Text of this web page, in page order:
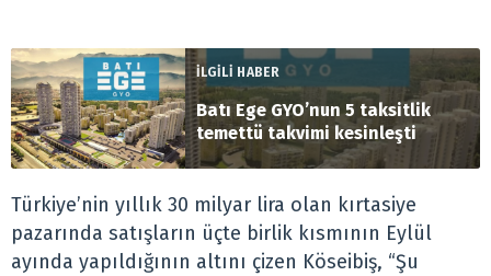
İLGİLİ HABER
Batı Ege GYO’nun 5 taksitlik
temettü takvimi kesinleşti
Türkiye’nin yıllık 30 milyar lira olan kırtasiye
pazarında satışların üçte birlik kısmının Eylül
ayında yapıldığının altını çizen Köseibiş, “Şu